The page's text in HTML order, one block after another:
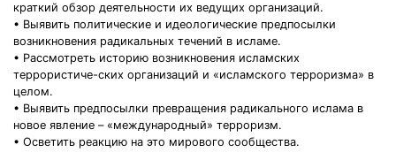
краткий обзор деятельности их ведущих организаций.
• Выявить политические и идеологические предпосылки
возникновения радикальных течений в исламе.
• Рассмотреть историю возникновения исламских
террористиче-ских организаций и «исламского терроризма» в
целом.
• Выявить предпосылки превращения радикального ислама в
новое явление – «международный» терроризм.
• Осветить реакцию на это мирового сообщества.